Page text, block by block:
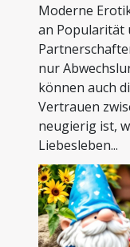
Moderne
an Popularität
nur
können auch
Vertrauen
neugierig ist,
Liebesleben...